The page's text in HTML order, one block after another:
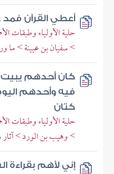
أعطي القرآن
حلية الأولياء وطبقات
> سفيان بن عيينة > ما
كان أحدهم يبيت
فيه وأحدهم
كتان
حلية الأولياء وطبقات
> وهيب بن الورد > آثار
إني لأهم بقراءة